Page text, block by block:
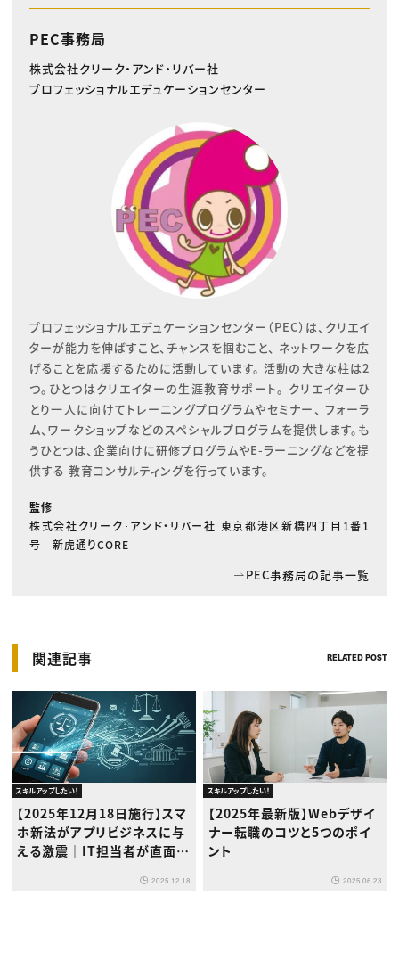
PEC事務局
株式会社クリーク・アンド・リバー社
プロフェッショナルエデュケーションセンター
プロフェッショナルエデュケーションセンター（PEC）は、クリエイ
ターが能力を伸ばすこと、チャンスを掴むこと、 ネットワークを広
げることを応援するために活動しています。 活動の大きな柱は2
つ。ひとつはクリエイターの生涯教育サポート。 クリエイターひ
とり一人に向けてトレーニングプログラムやセミナー、 フォーラ
ム、ワークショップなどのスペシャルプログラムを提供します。も
うひとつは、企業向けに研修プログラムやE-ラーニングなどを提
供する 教育コンサルティングを行っています。
監修
株式会社クリーク･アンド・リバー社 東京都港区新橋四丁目1番1
号 新虎通りCORE
PEC事務局の記事一覧
関連記事 RELATED POST
スキルアップしたい！
【2025年12月18日施行】スマ
ホ新法がアプリビジネスに与
える激震｜IT担当者が直面す
2025.12.18
スキルアップしたい！
【2025年最新版】Webデザイ
ナー転職のコツと5つのポイ
ント
2025.06.23